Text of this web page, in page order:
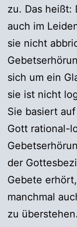
zu. Das heißt:
auch im
sie nicht
sich um ein
sie ist nicht
Sie basiert
Gott rational-
der
Gebete
manchmal
zu